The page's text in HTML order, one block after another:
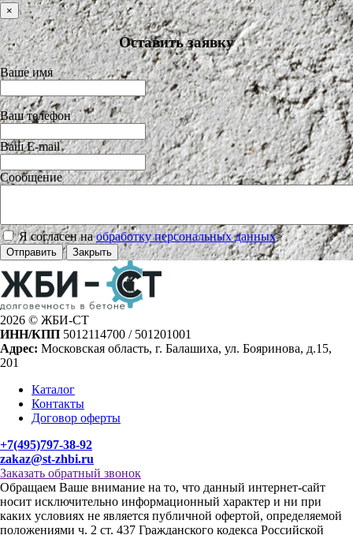
×
Оставить заявку
Ваше имя
Ваш телефон
Ваш E-mail
Сообщение
Я согласен наобработку персональных данных>
Отправить Закрыть
2026 © ЖБИ-СТ
ИНН/КПП 5012114700 / 501201001
Адрес: Московская область, г. Балашиха, ул. Бояринова, д.15,
201
Каталог
Контакты
Договор оферты
+7(495)797-38-92
zakaz@st-zhbi.ru
Заказать обратный звонок
Обращаем Ваше внимание на то, что данный интернет-сайт
носит исключительно информационный характер и ни при
каких условиях не является публичной офертой, определяемой
положениями ч. 2 ст. 437 Гражданского кодекса Российской